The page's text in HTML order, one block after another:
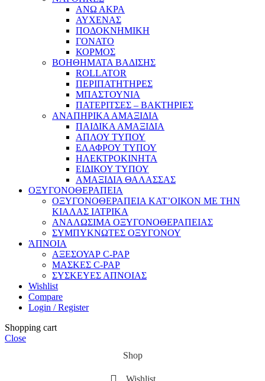
ΑΝΩ ΑΚΡΑ
ΑΥΧΕΝΑΣ
ΠΟΔΟΚΝΗΜΙΚΗ
ΓΟΝΑΤΟ
ΚΟΡΜΟΣ
ΒΟΗΘΗΜΑΤΑ ΒΑΔΙΣΗΣ
ROLLATOR
ΠΕΡΙΠΑΤΗΤΗΡΕΣ
ΜΠΑΣΤΟΥΝΙΑ
ΠΑΤΕΡΙΤΣΕΣ – ΒΑΚΤΗΡΙΕΣ
ΑΝΑΠΗΡΙΚΑ ΑΜΑΞΙΔΙΑ
ΠΑΙΔΙΚΑ ΑΜΑΞΙΔΙΑ
ΑΠΛΟΥ ΤΥΠΟΥ
ΕΛΑΦΡΟΥ ΤΥΠΟΥ
ΗΛΕΚΤΡΟΚΙΝΗΤΑ
ΕΙΔΙΚΟΥ ΤΥΠΟΥ
ΑΜΑΞΙΔΙΑ ΘΑΛΑΣΣΑΣ
ΟΞΥΓΟΝΟΘΕΡΑΠΕΙΑ
ΟΞΥΓΟΝΟΘΕΡΑΠΕΙΑ ΚΑΤ’ΟΙΚΟΝ ΜΕ ΤΗΝ
ΚΙΑΛΑΣ ΙΑΤΡΙΚΑ
ΑΝΑΛΩΣΙΜΑ ΟΞΥΓΟΝΟΘΕΡΑΠΕΙΑΣ
ΣΥΜΠΥΚΝΩΤΕΣ ΟΞΥΓΟΝΟΥ
ΆΠΝΟΙΑ
ΑΞΕΣΟΥΑΡ C-PAP
ΜΑΣΚΕΣ C-PAP
ΣΥΣΚΕΥΕΣ ΑΠΝΟΙΑΣ
Wishlist
Compare
Login / Register
Shopping cart
Close
Shop